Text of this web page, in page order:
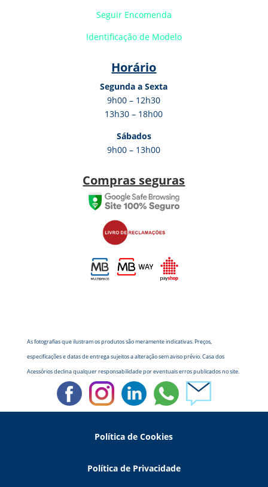
Seguir Encomenda
Identificação de Modelo
Horário
Segunda a Sexta
9h00 – 12h30
13h30 – 18h00
Sábados
9h00 – 13h00
Compras seguras
As fotografias que ilustram os produtos são meramente indicativas. Preços,
especificações e datas de entrega sujeitos a alteração sem aviso prévio. Casa dos
Acessórios declina qualquer responsabilidade por eventuais erros publicados no site.
Política de Cookies
Política de Privacidade